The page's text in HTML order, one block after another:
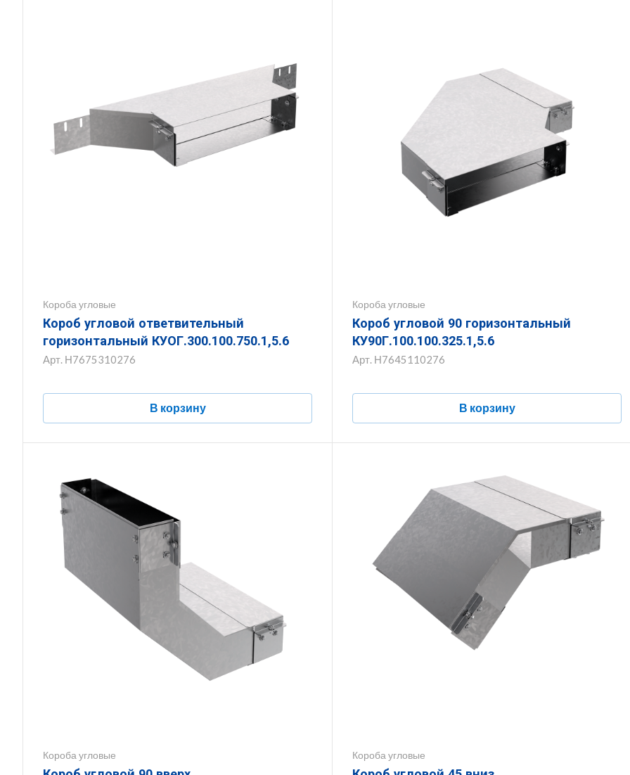
Короба угловые
Короб угловой ответвительный
горизонтальный КУОГ.300.100.750.1,5.6
Арт. Н7675310276
В корзину
Короба угловые
Короб угловой 90 горизонтальный
КУ90Г.100.100.325.1,5.6
Арт. Н7645110276
В корзину
Короба угловые Короба угловые